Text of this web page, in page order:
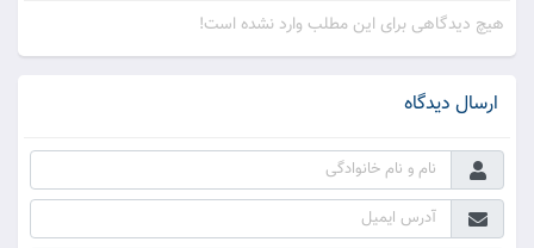
هیچ دیدگاهی برای این مطلب وارد نشده است!
ارسال دیدگاه